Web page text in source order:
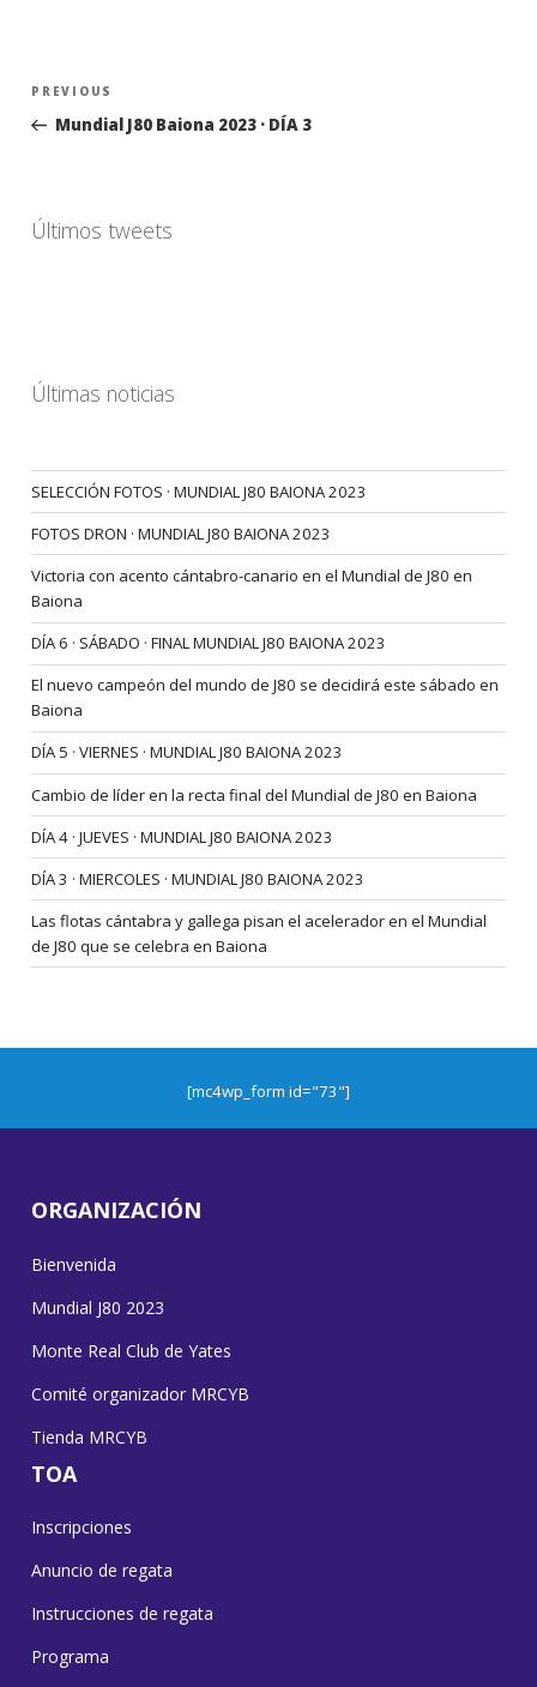
Navegación
entradas
Previous
Post
PREVIOUS
Mundial J80 Baiona 2023 · DÍA 3
Últimos tweets
Últimas noticias
SELECCIÓN FOTOS · MUNDIAL J80 BAIONA 2023
FOTOS DRON · MUNDIAL J80 BAIONA 2023
Victoria con acento cántabro-canario en el Mundial de J80 en
Baiona
DÍA 6 · SÁBADO · FINAL MUNDIAL J80 BAIONA 2023
El nuevo campeón del mundo de J80 se decidirá este sábado en
Baiona
DÍA 5 · VIERNES · MUNDIAL J80 BAIONA 2023
Cambio de líder en la recta final del Mundial de J80 en Baiona
DÍA 4 · JUEVES · MUNDIAL J80 BAIONA 2023
DÍA 3 · MIERCOLES · MUNDIAL J80 BAIONA 2023
Las flotas cántabra y gallega pisan el acelerador en el Mundial
de J80 que se celebra en Baiona
[mc4wp_form id="73"]
ORGANIZACIÓN
Bienvenida
Mundial J80 2023
Monte Real Club de Yates
Comité organizador MRCYB
Tienda MRCYB
TOA
Inscripciones
Anuncio de regata
Instrucciones de regata
Programa